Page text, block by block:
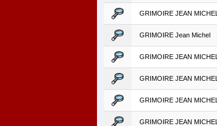
GRIMOIRE JEAN MICHEL
GRIMOIRE Jean Michel
GRIMOIRE JEAN MICHEL
GRIMOIRE JEAN MICHEL
GRIMOIRE JEAN MICHEL
GRIMOIRE JEAN MICHEL